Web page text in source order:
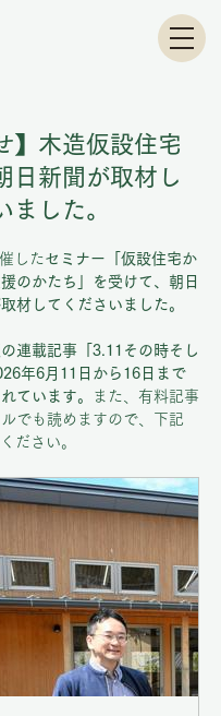
】木造仮設住宅
日新聞が取材し
ました。
したセミナー「仮設住宅か
のかたち」を受けて、朝日
材してくださいました。
連載記事「3.11その時そし
年6月11日から16日まで
ています。
また、有料記事
でも読めますので、下記
ださい。